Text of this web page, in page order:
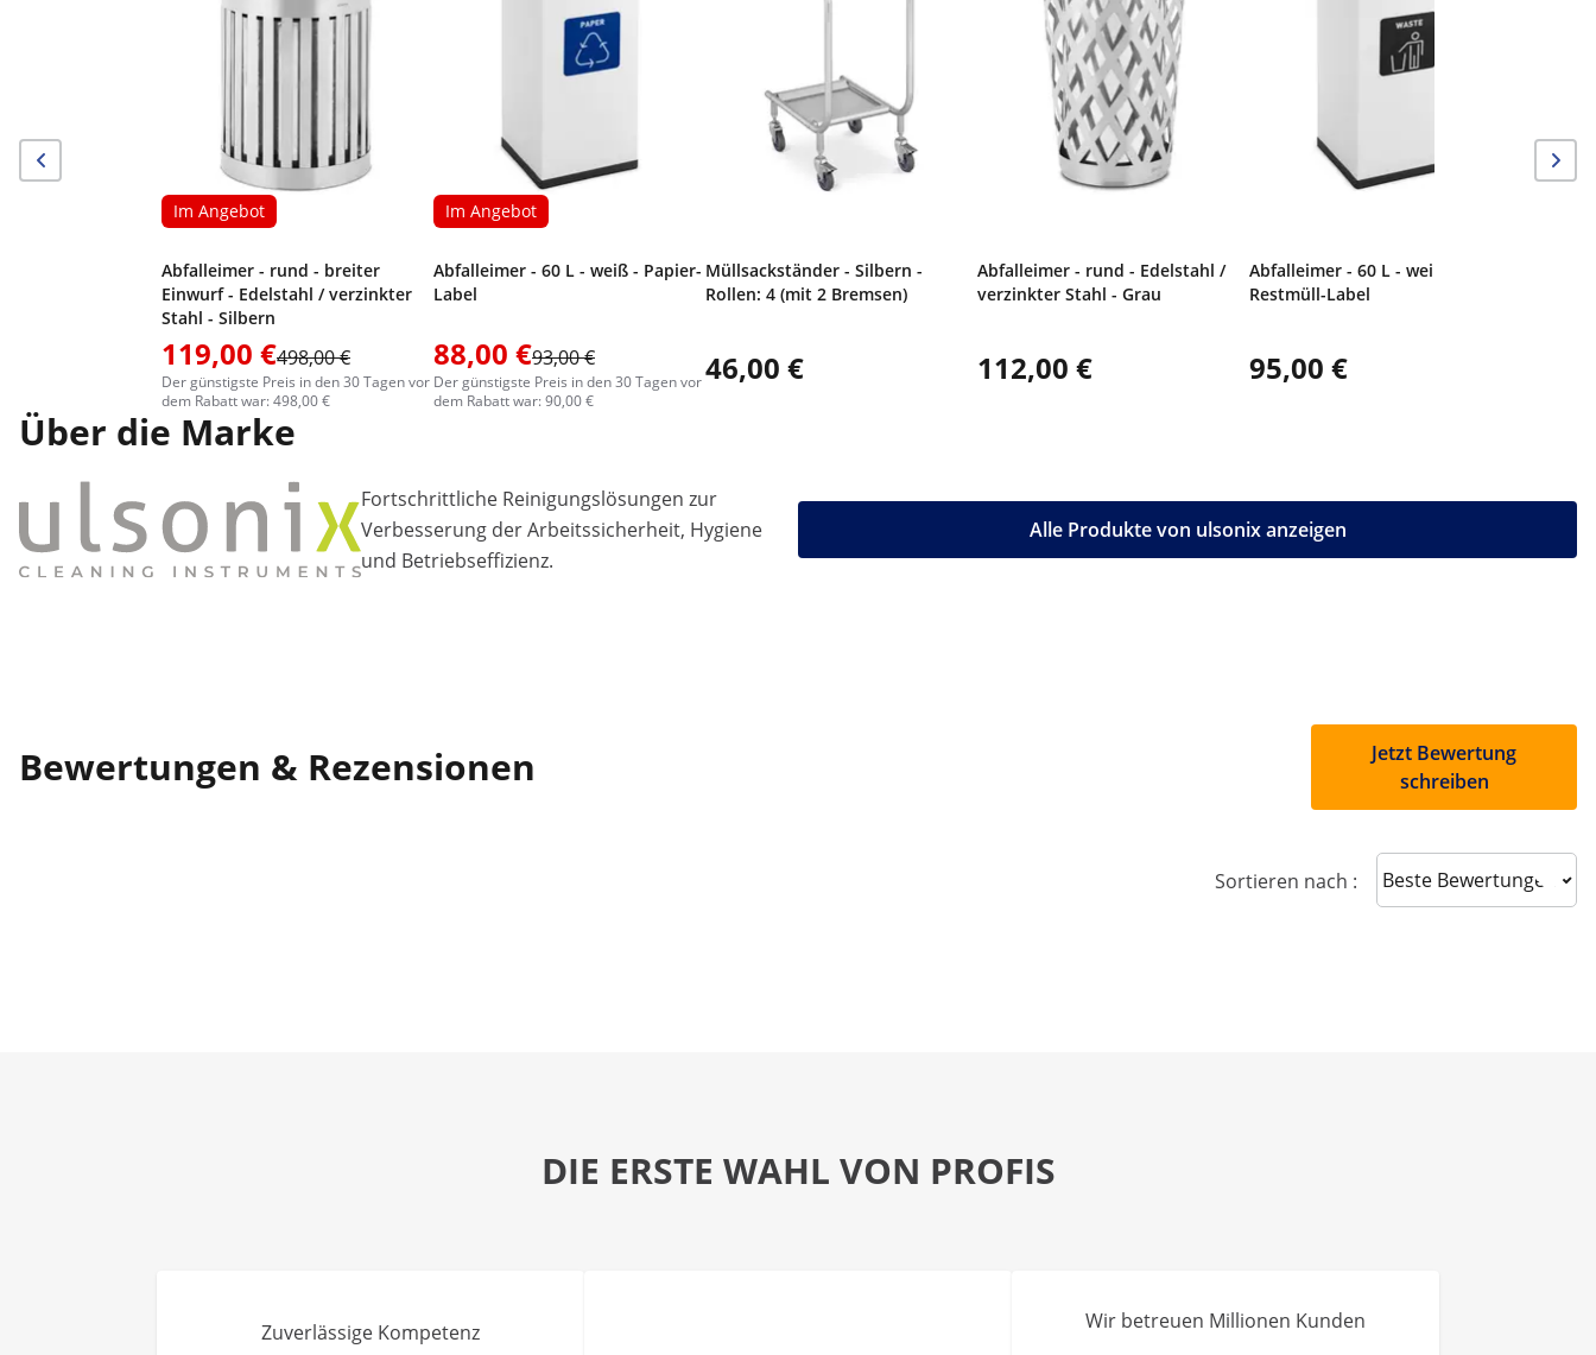
Im Angebot
Abfalleimer - rund - breiter
Einwurf - Edelstahl / verzinkter
Stahl - Silbern
119,00 €498,00 €
Der günstigste Preis in den 30 Tagen vor
dem Rabatt war: 498,00 €
Im Angebot
Abfalleimer - 60 L - weiß - Papier-
Label
88,00 €93,00 €
Der günstigste Preis in den 30 Tagen vor
dem Rabatt war: 90,00 €
Müllsackständer - Silbern -
Rollen: 4 (mit 2 Bremsen)
46,00 €
Abfalleimer - rund - Edelstahl /
verzinkter Stahl - Grau
112,00 €
Abfalleimer - 60 L - weiß -
Restmüll-Label
95,00 €
Über die Marke
Fortschrittliche Reinigungslösungen zur
Verbesserung der Arbeitssicherheit, Hygiene
und Betriebseffizienz.
Alle Produkte von ulsonix anzeigen
Bewertungen & Rezensionen
Jetzt Bewertung
schreiben
Sortieren nach : Sort reviews
DIE ERSTE WAHL VON PROFIS
Zuverlässige Kompetenz Wir betreuen Millionen Kunden